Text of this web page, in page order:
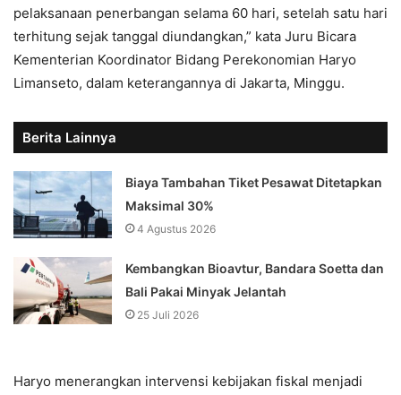
pelaksanaan penerbangan selama 60 hari, setelah satu hari
terhitung sejak tanggal diundangkan,” kata Juru Bicara
Kementerian Koordinator Bidang Perekonomian Haryo
Limanseto, dalam keterangannya di Jakarta, Minggu.
Berita Lainnya
Biaya Tambahan Tiket Pesawat Ditetapkan
Maksimal 30%
4 Agustus 2026
Kembangkan Bioavtur, Bandara Soetta dan
Bali Pakai Minyak Jelantah
25 Juli 2026
Haryo menerangkan intervensi kebijakan fiskal menjadi